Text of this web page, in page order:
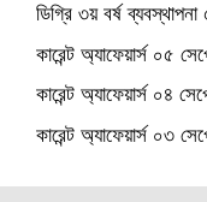
ডিগ্রি ৩য় বর্ষ
কারেন্ট অ্যাফেয়ার্স ০৫
কারেন্ট অ্যাফেয়ার্স ০৪
কারেন্ট অ্যাফেয়ার্স ০৩